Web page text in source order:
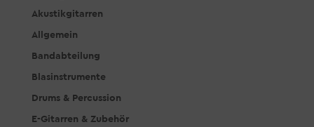
Akustikgitarren
Allgemein
Bandabteilung
Blasinstrumente
Drums & Percussion
E-Gitarren & Zubehör